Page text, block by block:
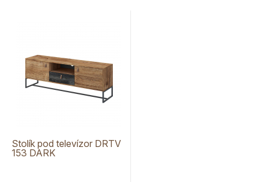
Stolík pod televízor DRTV
153 DARK